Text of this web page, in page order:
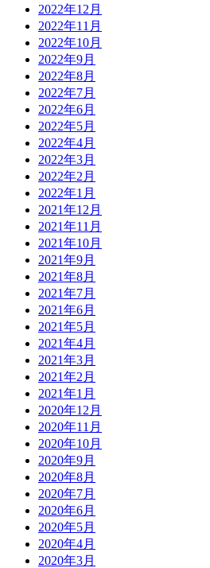
2022年12月
2022年11月
2022年10月
2022年9月
2022年8月
2022年7月
2022年6月
2022年5月
2022年4月
2022年3月
2022年2月
2022年1月
2021年12月
2021年11月
2021年10月
2021年9月
2021年8月
2021年7月
2021年6月
2021年5月
2021年4月
2021年3月
2021年2月
2021年1月
2020年12月
2020年11月
2020年10月
2020年9月
2020年8月
2020年7月
2020年6月
2020年5月
2020年4月
2020年3月